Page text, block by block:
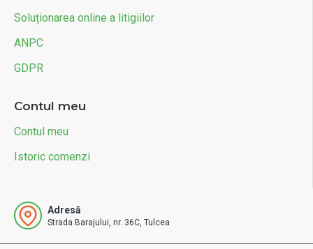
Soluționarea online a litigiilor
ANPC
GDPR
Contul meu
Contul meu
Istoric comenzi
Adresă
Strada Barajului, nr. 36C, Tulcea